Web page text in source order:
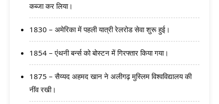
कब्जा कर लिया।
1830 – अमेरिका में पहली यात्री रेलरोड सेवा शुरू हुई।
1854 – एंथनी बर्न्स को बोस्टन में गिरफ्तार किया गया।
1875 – सैय्यद अहमद खान ने अलीगढ़ मुस्लिम विश्वविद्यालय की
नींव रखी।